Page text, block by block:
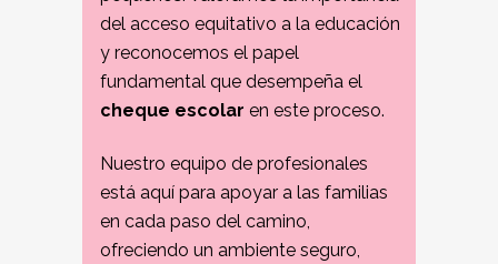
del acceso equitativo a la educación
y reconocemos el papel
fundamental que desempeña el
cheque escolar en este proceso.
Nuestro equipo de profesionales
está aquí para apoyar a las familias
en cada paso del camino,
ofreciendo un ambiente seguro,